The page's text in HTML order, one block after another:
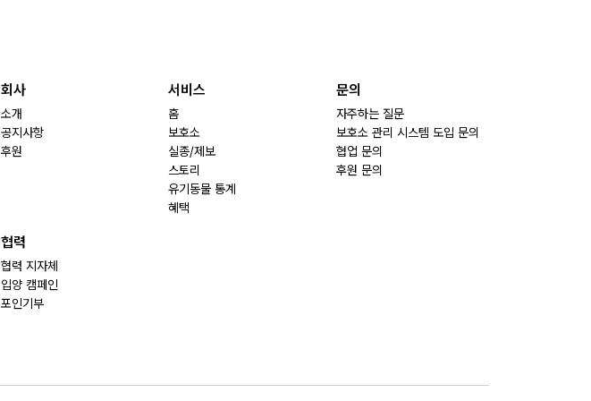
회사
소개
공지사항
후원
서비스
홈
보호소
실종/제보
스토리
유기동물 통계
혜택
문의
자주하는 질문
보호소 관리 시스템 도입 문의
협업 문의
후원 문의
협력
협력 지자체
입양 캠페인
포인기부